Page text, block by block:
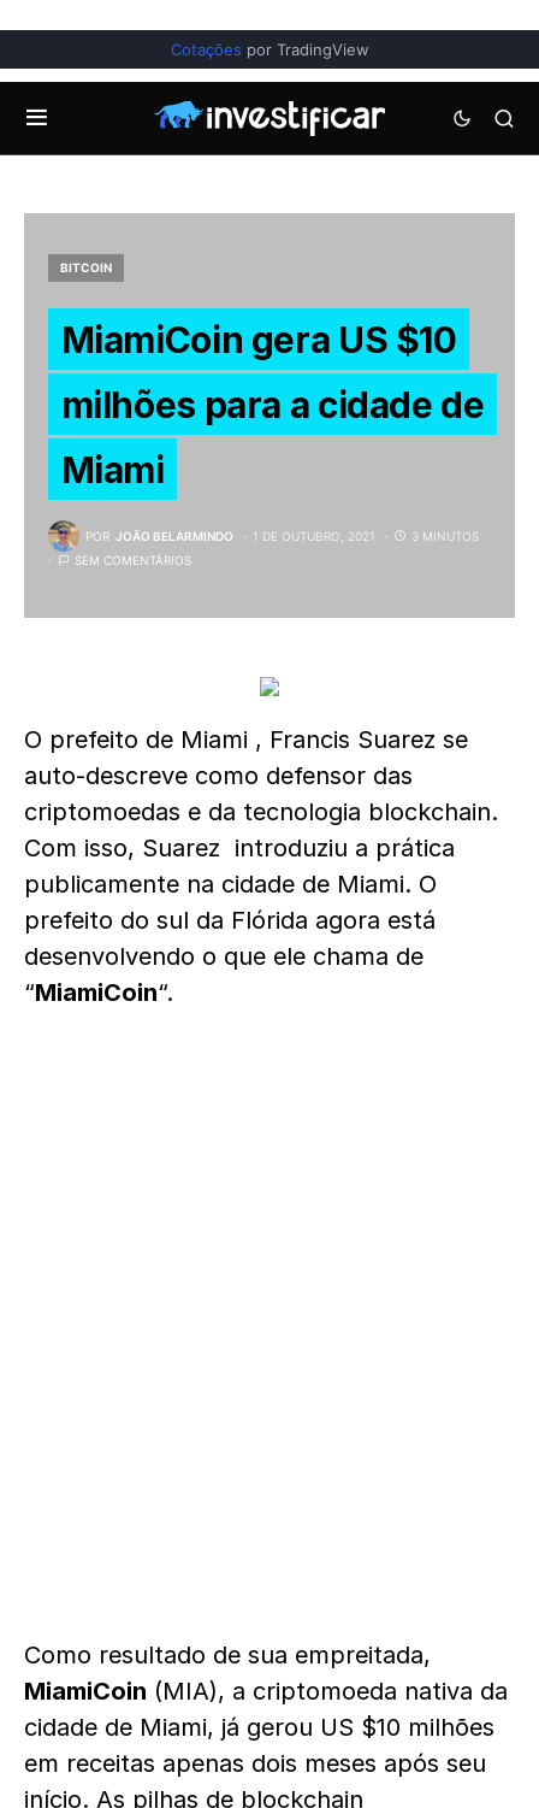
Cotações por TradingView
BITCOIN
MiamiCoin gera US $10
milhões para a cidade de
Miami
POR JOÃO BELARMINDO 1 DE OUTUBRO, 2021
3 MINUTOS
SEM COMENTÁRIOS
O prefeito de Miami , Francis Suarez se
auto-descreve como defensor das
criptomoedas e da tecnologia blockchain.
Com isso, Suarez introduziu a prática
publicamente na cidade de Miami. O
prefeito do sul da Flórida agora está
desenvolvendo o que ele chama de
“MiamiCoin“.
Como resultado de sua empreitada,
MiamiCoin (MIA), a criptomoeda nativa da
cidade de Miami, já gerou US $10 milhões
em receitas apenas dois meses após seu
início. As pilhas de blockchain